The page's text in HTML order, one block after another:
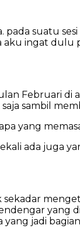
suatu
aku ingat dulu
Februari
sambil
yang
ada juga
yang
jadi